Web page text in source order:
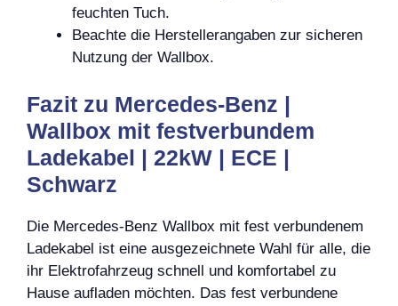
feuchten Tuch.
Beachte die Herstellerangaben zur sicheren
Nutzung der Wallbox.
Fazit zu Mercedes-Benz |
Wallbox mit festverbundem
Ladekabel | 22kW | ECE |
Schwarz
Die Mercedes-Benz Wallbox mit fest verbundenem
Ladekabel ist eine ausgezeichnete Wahl für alle, die
ihr Elektrofahrzeug schnell und komfortabel zu
Hause aufladen möchten. Das fest verbundene